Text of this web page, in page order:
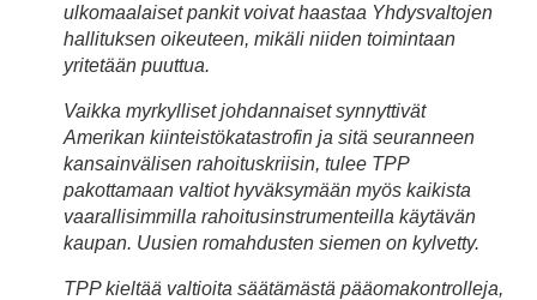
ulkomaalaiset pankit voivat haastaa Yhdysvaltojen
hallituksen oikeuteen, mikäli niiden toimintaan
yritetään puuttua.
Vaikka myrkylliset johdannaiset synnyttivät
Amerikan kiinteistökatastrofin ja sitä seuranneen
kansainvälisen rahoituskriisin, tulee TPP
pakottamaan valtiot hyväksymään myös kaikista
vaarallisimmilla rahoitusinstrumenteilla käytävän
kaupan. Uusien romahdusten siemen on kylvetty.
TPP kieltää valtioita säätämästä pääomakontrolleja,